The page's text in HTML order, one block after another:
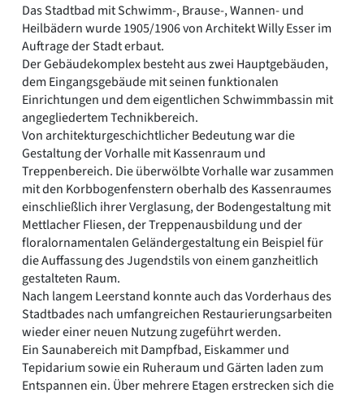
Das Stadtbad mit Schwimm-, Brause-, Wannen- und
Heilbädern wurde 1905/1906 von Architekt Willy Esser im
Auftrage der Stadt erbaut.
Der Gebäudekomplex besteht aus zwei Hauptgebäuden,
dem Eingangsgebäude mit seinen funktionalen
Einrichtungen und dem eigentlichen Schwimmbassin mit
angegliedertem Technikbereich.
Von architekturgeschichtlicher Bedeutung war die
Gestaltung der Vorhalle mit Kassenraum und
Treppenbereich. Die überwölbte Vorhalle war zusammen
mit den Korbbogenfenstern oberhalb des Kassenraumes
einschließlich ihrer Verglasung, der Bodengestaltung mit
Mettlacher Fliesen, der Treppenausbildung und der
floralornamentalen Geländergestaltung ein Beispiel für
die Auffassung des Jugendstils von einem ganzheitlich
gestalteten Raum.
Nach langem Leerstand konnte auch das Vorderhaus des
Stadtbades nach umfangreichen Restaurierungsarbeiten
wieder einer neuen Nutzung zugeführt werden.
Ein Saunabereich mit Dampfbad, Eiskammer und
Tepidarium sowie ein Ruheraum und Gärten laden zum
Entspannen ein. Über mehrere Etagen erstrecken sich die